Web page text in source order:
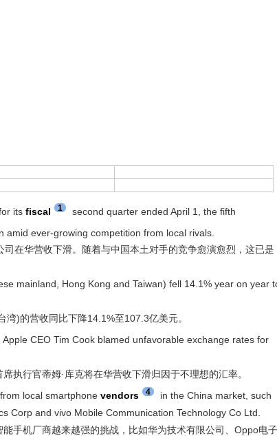
itsfiscal 1
second quarter ended April 1, the fifth
amid ever-growing competition from local rivals.
华营收下滑。随着与中国本土对手的竞争愈演愈烈，这已是
mainland, Hong Kong and Taiwan) fell 14.1% year on year
)的营收同比下降14.1%至107.3亿美元。
, Apple CEO Tim Cook blamed unfavorable exchange rates for
行官蒂姆·库克将在华营收下滑归因于不理想的汇率。
local smartphonevendors 4
in the China market, such
Corp and vivo Mobile Communication Technology Co Ltd.
机厂商越来越强的挑战，比如华为技术有限公司、Oppo电子